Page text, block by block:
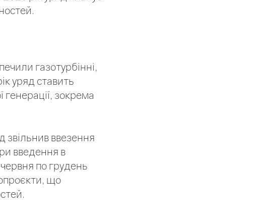
газотурбінні,
уряд ставить
зокрема
ввезення
введення в
по грудень
що